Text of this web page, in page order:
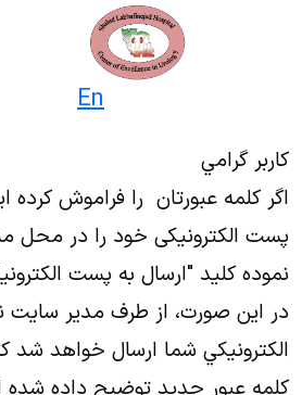
En
کاربر گرامي
اگر کلمه عبورتان را فراموش کرده
پست الکترونیکی خود را در
نموده کليد "ارسال به پست
در اين صورت، از طرف مدير سايت
الکترونيکي شما ارسال خواهد شد